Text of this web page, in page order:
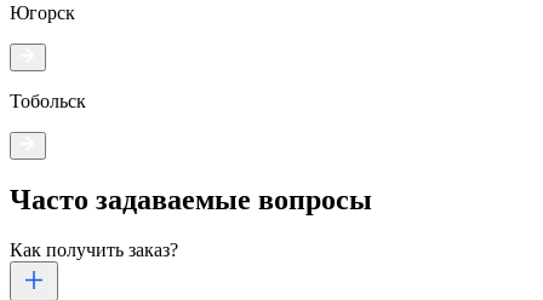
Югорск
Тобольск
Часто задаваемые вопросы
Как получить заказ?